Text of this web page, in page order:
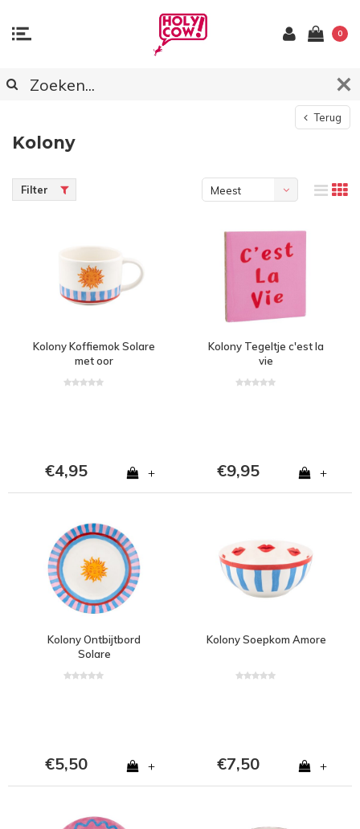
0
Terug
Kolony
Filter
Meest
Kolony Koffiemok Solare
met oor
€4,95 +
Kolony Tegeltje c'est la
vie
€9,95 +
Kolony Ontbijtbord
Solare
€5,50 +
Kolony Soepkom Amore
€7,50 +